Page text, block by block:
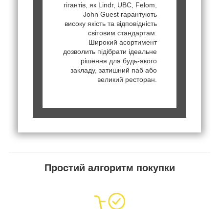
гігантів, як Lindr, UBC, Felom,
John Guest гарантують
високу якість та відповідність
світовим стандартам.
Широкий асортимент
дозволить підібрати ідеальне
рішення для будь-якого
закладу, затишний паб або
великий ресторан.
Простий алгоритм покупки